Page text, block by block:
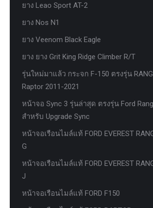
ยาง Leao Sport AT-2
ยาง Nos N1
ยาง Veenom Black Eagle
ยาง ยาง Grit King Ridge Climber R/T
รุ่นใหม่มาแล้ว กระจก F-150 ตรงรุ่น
Raptor 2011-2021
หน้าจอ Sync 3 รุ่นล่าสุด ตรงรุ่น Ford
สำหรับ Upgrade Sync
หน้าจอเรือนไมล์แท้ FORD EVEREST
G
หน้าจอเรือนไมล์แท้ FORD EVEREST
J
หน้าจอเรือนไมล์แท้ FORD F150